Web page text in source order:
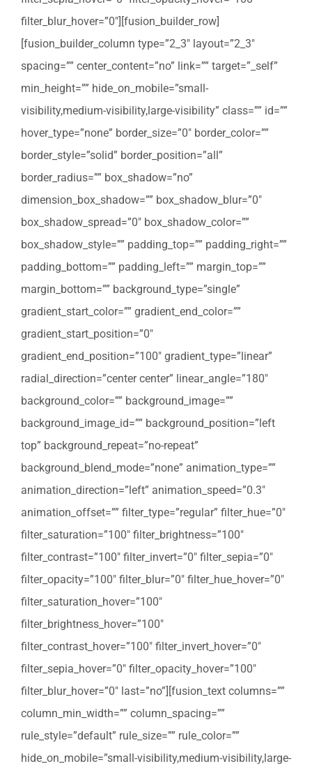
filter_blur_hover=”0″][fusion_builder_row]
[fusion_builder_column type=”2_3″ layout=”2_3″
spacing=”” center_content=”no” link=”” target=”_self”
min_height=”” hide_on_mobile=”small-
visibility,medium-visibility,large-visibility” class=”” id=””
hover_type=”none” border_size=”0″ border_color=””
border_style=”solid” border_position=”all”
border_radius=”” box_shadow=”no”
dimension_box_shadow=”” box_shadow_blur=”0″
box_shadow_spread=”0″ box_shadow_color=””
box_shadow_style=”” padding_top=”” padding_right=””
padding_bottom=”” padding_left=”” margin_top=””
margin_bottom=”” background_type=”single”
gradient_start_color=”” gradient_end_color=””
gradient_start_position=”0″
gradient_end_position=”100″ gradient_type=”linear”
radial_direction=”center center” linear_angle=”180″
background_color=”” background_image=””
background_image_id=”” background_position=”left
top” background_repeat=”no-repeat”
background_blend_mode=”none” animation_type=””
animation_direction=”left” animation_speed=”0.3″
animation_offset=”” filter_type=”regular” filter_hue=”0″
filter_saturation=”100″ filter_brightness=”100″
filter_contrast=”100″ filter_invert=”0″ filter_sepia=”0″
filter_opacity=”100″ filter_blur=”0″ filter_hue_hover=”0″
filter_saturation_hover=”100″
filter_brightness_hover=”100″
filter_contrast_hover=”100″ filter_invert_hover=”0″
filter_sepia_hover=”0″ filter_opacity_hover=”100″
filter_blur_hover=”0″ last=”no”][fusion_text columns=””
column_min_width=”” column_spacing=””
rule_style=”default” rule_size=”” rule_color=””
hide_on_mobile=”small-visibility,medium-visibility,large-